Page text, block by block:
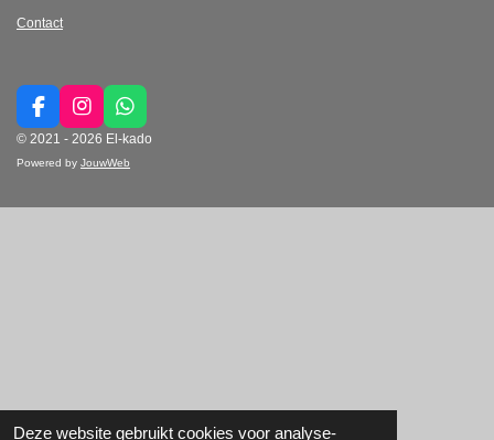
Deze website gebruikt cookies voor analyse-
Contact
F
a
o
I
n
t
g
W
h
t
A
© 2021 - 2026 El-kado
Powered by JouwWeb